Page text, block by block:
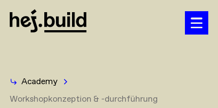
Academy
Workshopkonzeption & -durchführung